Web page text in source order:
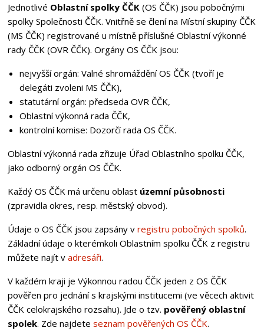
Jednotlivé Oblastní spolky ČČK(OS ČČK) jsou pobočnými
spolky Společnosti ČČK. Vnitřně se člení na Místní skupiny ČČK
(MS ČČK) registrované u místně příslušné Oblastní výkonné
rady ČČK (OVR ČČK). Orgány OS ČČK jsou:
nejvyšší orgán: Valné shromáždění OS ČČK (tvoří je
delegáti zvoleni MS ČČK),
statutární orgán: předseda OVR ČČK,
Oblastní výkonná rada ČČK,
kontrolní komise: Dozorčí rada OS ČČK.
Oblastní výkonná rada zřizuje Úřad Oblastního spolku ČČK,
jako odborný orgán OS ČČK.
Každý OS ČČK má určenu oblast územní působnosti
(zpravidla okres, resp. městský obvod).
Údaje o OS ČČK jsou zapsány v registru pobočných spolků.
Základní údaje o kterémkoli Oblastním spolku ČČK z registru
můžete najít v adresáři.
V každém kraji je Výkonnou radou ČČK jeden z OS ČČK
pověřen pro jednání s krajskými institucemi (ve věcech aktivit
ČČK celokrajského rozsahu). Jde o tzv. pověřený oblastní
spolek. Zde najdete seznam pověřených OS ČČK.